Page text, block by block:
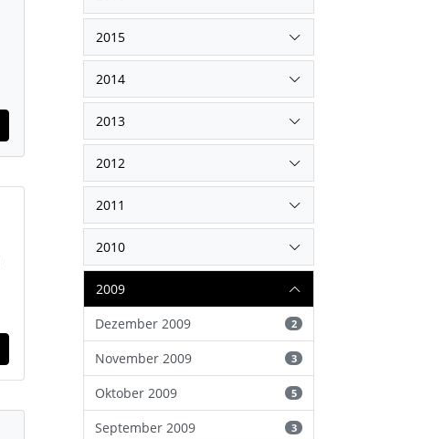
2015
2014
2013
2012
2011
2010
2009
Dezember 2009
2
November 2009 3
Oktober 2009 5
September 2009 3